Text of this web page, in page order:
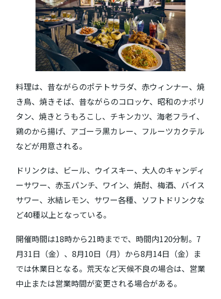
料理は、昔ながらのポテトサラダ、赤ウィンナー、焼
き鳥、焼きそば、昔ながらのコロッケ、昭和のナポリ
タン、焼きとうもろこし、チキンカツ、海老フライ、
鶏のから揚げ、アゴーラ黒カレー、フルーツカクテル
などが用意される。
ドリンクは、ビール、ウイスキー、大人のキャンディ
ーサワー、赤玉パンチ、ワイン、焼酎、梅酒、バイス
サワー、氷結レモン、サワー各種、ソフトドリンクな
ど40種以上となっている。
開催時間は18時から21時までで、時間内120分制。7
月31日（金）、8月10日（月）から8月14日（金）ま
では休業日となる。荒天など天候不良の場合は、営業
中止または営業時間が変更される場合がある。